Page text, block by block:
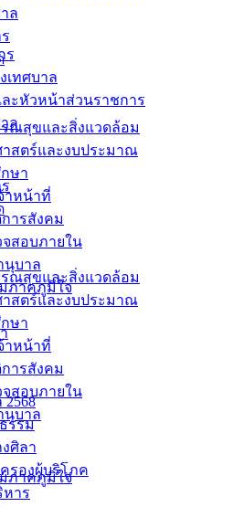
ล
ณสุขและสิ่งแวดล้อม
าสตร์และงบประมาณ
ษา
าหน้าที่
ารสังคม
สอบภายใน
นุบาล
ภาคภูมิใจ
2568
รรม
ศิลา
รองผู้บริโภค
าร
ร
เทศบาล
ะหัวหน้าส่วนราชการ
ล
รณสุขและสิ่งแวดล้อม
าสตร์และงบประมาณ
ษา
าหน้าที่
ารสังคม
สอบภายใน
นุบาล
ภาคภูมิใจ
เบียน 3กธ 2160 ชลบุรี